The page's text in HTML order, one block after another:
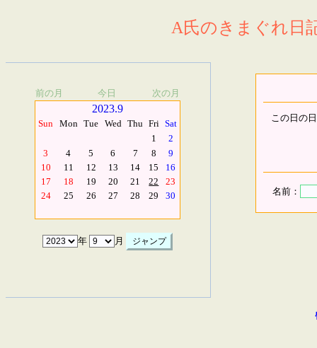
A氏のきまぐれ日
前の月 今日 次の月
2023.9
Sun Mon Tue Wed Thu Fri Sat
1
2
3
4 5 6 7 8
9
10
11 12 13 14 15
16
17
18 19 20 21 22
23
24
25 26 27 28 29 30
年 月
この日の
名前：